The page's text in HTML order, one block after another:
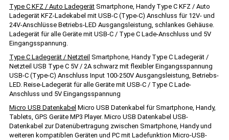
Type C KFZ / Auto Ladegerät Smartphone, Handy Type C KFZ / Auto
Ladegerät KFZ-Ladekabel mit USB-C (Type-C) Anschluss für 12V- und
24V-Anschlüsse Betriebs-LED Ausgangsleistung, schlankes Gehäuse.
Ladegerät für alle Geräte mit USB-C / Type C Lade-Anschluss und 5V
Eingangsspannung.
Type C Ladegerät / Netzteil Smartphone, Handy Type C Ladegerät /
Netzteil USB Type C 5V / 2A schwarz mit flexibler Eingangsspannung
USB-C (Type-C) Anschluss Input 100-250V Ausgangsleistung, Betriebs-
LED. Reise-Ladegerät für alle Geräte mit USB-C / Type C Lade-
Anschluss und 5V Eingangsspannung
Micro USB Datenkabel Micro USB Datenkabel für Smartphone, Handy,
Tablets, GPS Geräte MP3 Player. Micro USB Datenkabel USB-
Datenkabel zur Datenübertragung zwischen Smartphone, Handy und
weiteren kompatiblen Geräten und PC mit Ladefunktion Micro-USB-